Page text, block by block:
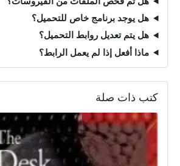
هل يوجد برنامج خاص للتحميل؟
هل يتم تعديل روابط التحميل؟
ماذا أفعل إذا لم يعمل الرابط؟
كتب ذات صلة